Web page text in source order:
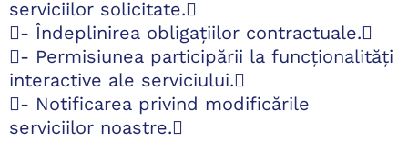
serviciilor solicitate.
- Îndeplinirea obligațiilor contractuale.
- Permisiunea participării la funcționalități
interactive ale serviciului.
- Notificarea privind modificările
serviciilor noastre.